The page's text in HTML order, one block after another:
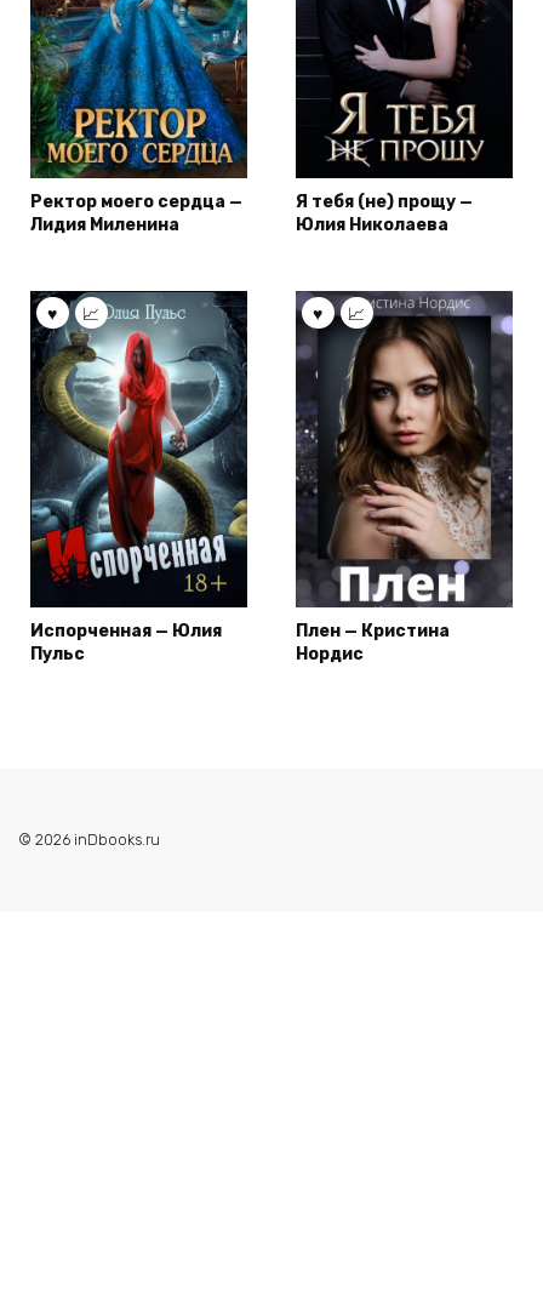
Ректор моего сердца —
Лидия Миленина
Я тебя (не) прощу —
Юлия Николаева
Испорченная — Юлия
Пульс
Плен — Кристина
Нордис
© 2026 inDbooks.ru